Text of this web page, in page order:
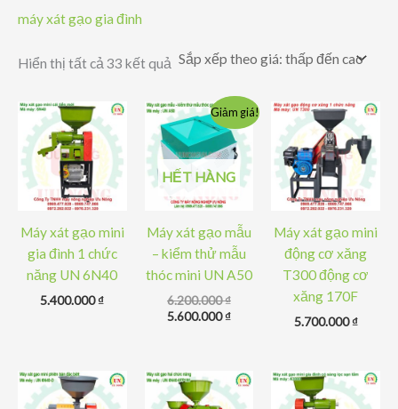
máy xát gạo gia đình
Hiển thị tất cả 33 kết quả Đã
theo
giá:
thấp
đến
cao
Máy xát gạo mini
gia đình 1 chức
năng UN 6N40
5.400.000₫
Giảm giá!
HẾT HÀNG
Máy xát gạo mẫu
– kiểm thử mẫu
thóc mini UN A50
6.200.000₫Giá
gốc
5.600.000₫Giá
5.600.000 ₫.
Máy xát gạo mini
động cơ xăng
T300 động cơ
xăng 170F
5.700.000₫